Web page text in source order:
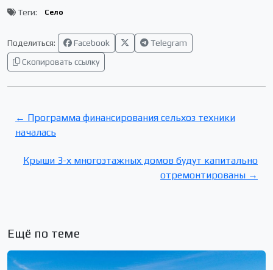
Теги: Село
Поделиться: Facebook
Telegram
Скопировать ссылку
← Программа финансирования сельхоз техники
началась
Крыши 3-х многоэтажных домов будут капитально
отремонтированы →
Ещё по теме